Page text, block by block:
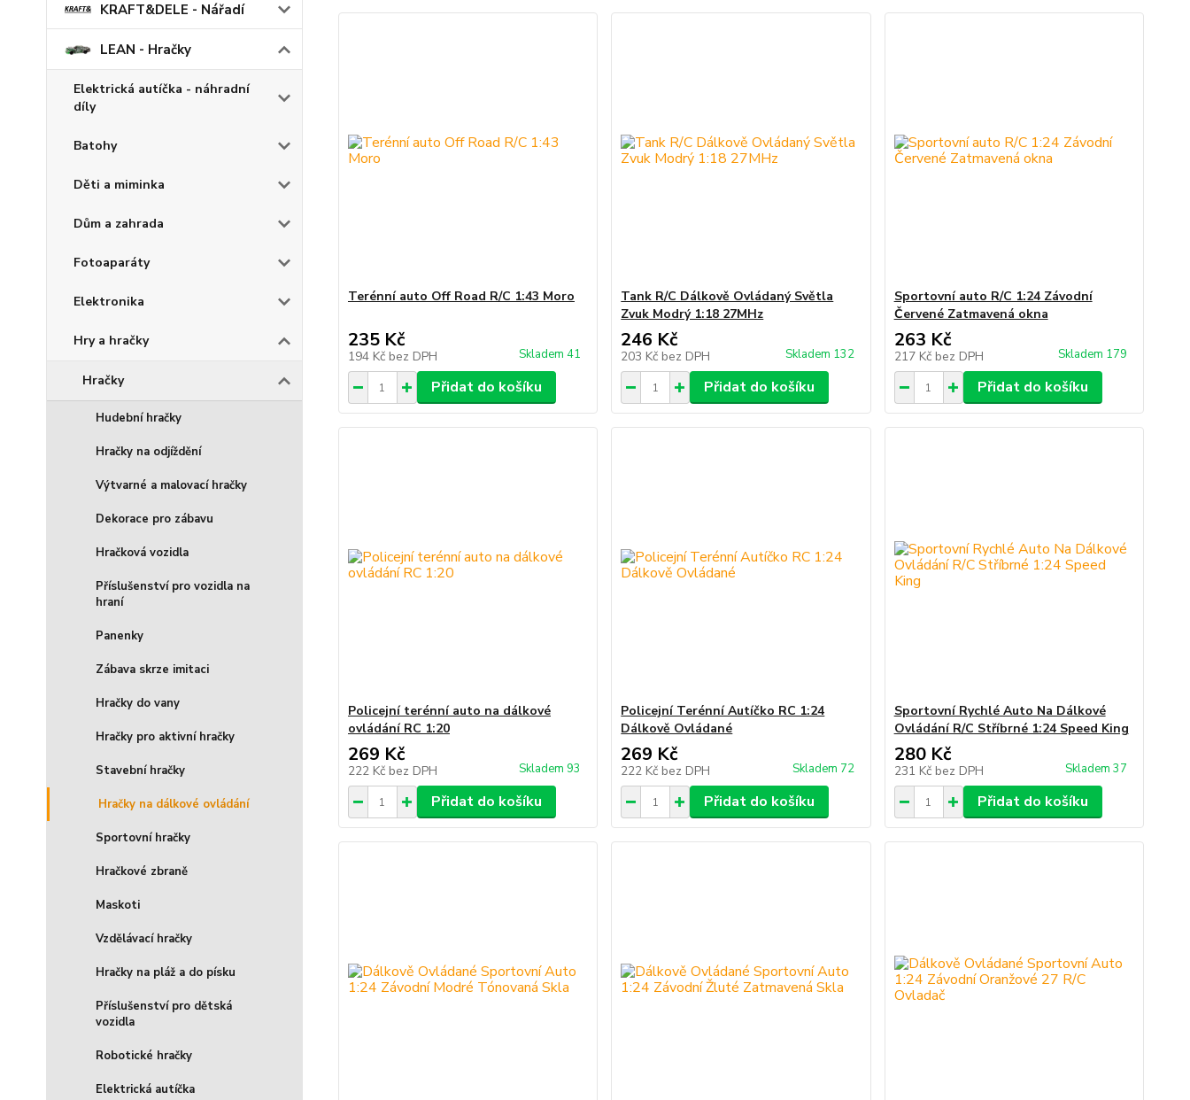
KRAFT&DELE - Nářadí
LEAN - Hračky
Elektrická autíčka - náhradní
díly
Batohy
Děti a miminka
Dům a zahrada
Fotoaparáty
Elektronika
Hry a hračky
Hračky
Hudební hračky
Hračky na odjíždění
Výtvarné a malovací hračky
Dekorace pro zábavu
Hračková vozidla
Příslušenství pro vozidla na
hraní
Panenky
Zábava skrze imitaci
Hračky do vany
Hračky pro aktivní hračky
Stavební hračky
Hračky na dálkové ovládání
Sportovní hračky
Hračkové zbraně
Maskoti
Vzdělávací hračky
Hračky na pláž a do písku
Příslušenství pro dětská
vozidla
Robotické hračky
Elektrická autíčka
Terénní auto Off Road R/C 1:43 Moro
235 Kč
194 Kč bez DPH Skladem 41
Přidat do košíku
Tank R/C Dálkově Ovládaný Světla
Zvuk Modrý 1:18 27MHz
246 Kč
203 Kč bez DPH Skladem 132
Přidat do košíku
Sportovní auto R/C 1:24 Závodní
Červené Zatmavená okna
263 Kč
217 Kč bez DPH Skladem 179
Přidat do košíku
Policejní terénní auto na dálkové
ovládání RC 1:20
269 Kč
222 Kč bez DPH Skladem 93
Přidat do košíku
Policejní Terénní Autíčko RC 1:24
Dálkově Ovládané
269 Kč
222 Kč bez DPH Skladem 72
Přidat do košíku
Sportovní Rychlé Auto Na Dálkové
Ovládání R/C Stříbrné 1:24 Speed King
280 Kč
231 Kč bez DPH Skladem 37
Přidat do košíku